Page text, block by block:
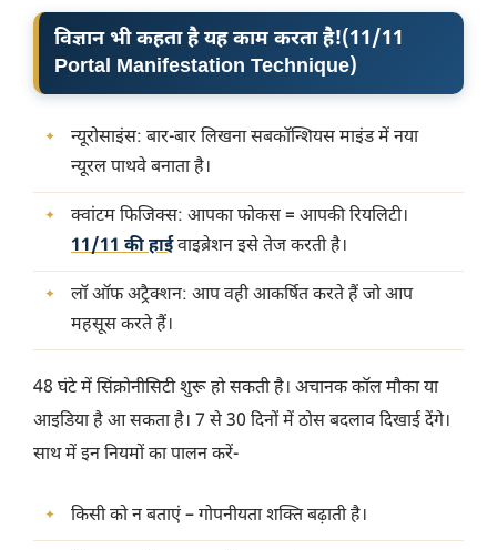
विज्ञान भी कहता है यह काम करता है!(11/11
Portal Manifestation Technique)
न्यूरोसाइंस: बार-बार लिखना सबकॉन्शियस माइंड में नया
न्यूरल पाथवे बनाता है।
क्वांटम फिजिक्स: आपका फोकस = आपकी रियलिटी।
11/11 की हाईवाइब्रेशन इसे तेज करती है।
लॉ ऑफ अट्रैक्शन: आप वही आकर्षित करते हैं जो आप
महसूस करते हैं।
48 घंटे में सिंक्रोनीसिटी शुरू हो सकती है। अचानक कॉल मौका या
आइडिया है आ सकता है। 7 से 30 दिनों में ठोस बदलाव दिखाई देंगे।
साथ में इन नियमों का पालन करें-
किसी को न बताएं – गोपनीयता शक्ति बढ़ाती है।